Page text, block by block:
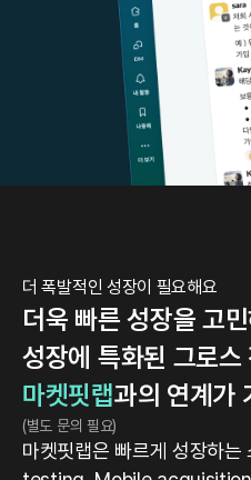
더 폭발적인 성장이 필요해요
더욱 빠른 성장을 고
성장에 특화된 그로스
마켓핏랩과의 연계가
(별도 문의 필요)
마켓핏랩은 빠르게 성장하